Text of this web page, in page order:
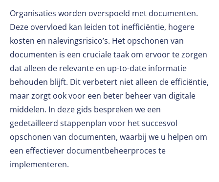
Organisaties worden overspoeld met documenten.
Deze overvloed kan leiden tot inefficiëntie, hogere
kosten en nalevingsrisico’s. Het opschonen van
documenten is een cruciale taak om ervoor te zorgen
dat alleen de relevante en up-to-date informatie
behouden blijft. Dit verbetert niet alleen de efficiëntie,
maar zorgt ook voor een beter beheer van digitale
middelen. In deze gids bespreken we een
gedetailleerd stappenplan voor het succesvol
opschonen van documenten, waarbij we u helpen om
een effectiever documentbeheerproces te
implementeren.